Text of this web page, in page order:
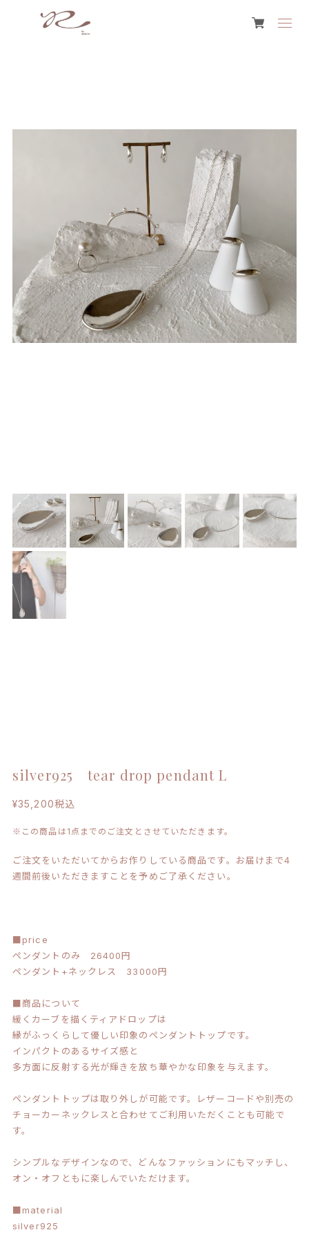
silver925 tear drop pendant L
¥35,200税込
※この商品は1点までのご注文とさせていただきます。
ご注文をいただいてからお作りしている商品です。お届けまで4
週間前後いただきますことを予めご了承ください。
■price
ペンダントのみ 26400円
ペンダント+ネックレス 33000円
■商品について
緩くカーブを描くティアドロップは
縁がふっくらして優しい印象のペンダントトップです。
インパクトのあるサイズ感と
多方面に反射する光が輝きを放ち華やかな印象を与えます。
ペンダントトップは取り外しが可能です。レザーコードや別売の
チョーカーネックレスと合わせてご利用いただくことも可能で
す。
シンプルなデザインなので、どんなファッションにもマッチし、
オン・オフともに楽しんでいただけます。
■material
silver925